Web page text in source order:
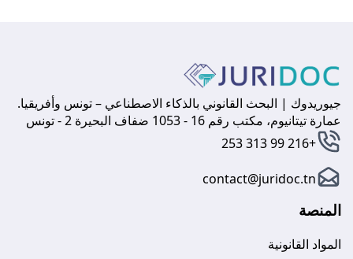
جيوريدوك | البحث القانوني بالذكاء الاصطناعي – تونس وأفريقيا.
عمارة تيتانيوم، مكتب رقم 16 - 1053 ضفاف البحيرة 2 - تونس
+216 99 313 253
contact@juridoc.tn
المنصة
المواد القانونية